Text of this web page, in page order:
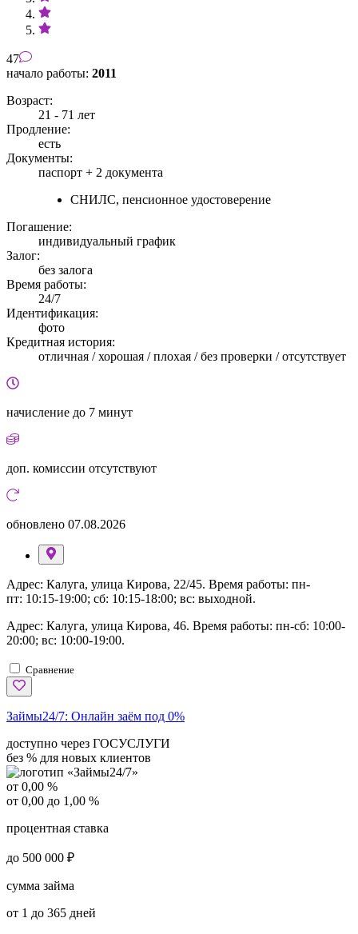
47
начало работы: 2011
Возраст:
21 - 71 лет
Продление:
есть
Документы:
паспорт + 2 документа
СНИЛС, пенсионное удостоверение
Погашение:
индивидуальный график
Залог:
без залога
Время работы:
24/7
Идентификация:
фото
Кредитная история:
отличная / хорошая / плохая / без проверки / отсутствует
начисление до 7 минут
доп. комиссии отсутствуют
обновлено 07.08.2026
Адрес: Калуга, улица Кирова, 22/45. Время работы: пн-
пт: 10:15-19:00; сб: 10:15-18:00; вс: выходной.
Адрес: Калуга, улица Кирова, 46. Время работы: пн-сб: 10:00-
20:00; вс: 10:00-19:00.
Сравнение
Займы24/7: Онлайн заём под 0%
доступно через ГОСУСЛУГИ
без % для новых клиентов
от 0,00 %
от 0,00 до 1,00 %
процентная ставка
до 500 000 ₽
сумма займа
от 1 до 365 дней